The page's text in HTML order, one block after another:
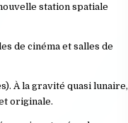
station spatiale
de cinéma et salles de
À la gravité quasi lunaire,
originale.